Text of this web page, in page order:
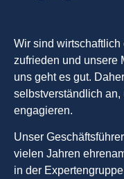
Wir sind wirtschaftlich
zufrieden und unsere
uns geht es gut.
selbstverständlich an,
engagieren.
Unser
vielen Jahren
in der